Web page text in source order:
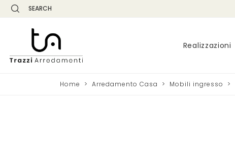
SEARCH
Realizzazioni
Home > Arredamento Casa > Mobili ingresso >